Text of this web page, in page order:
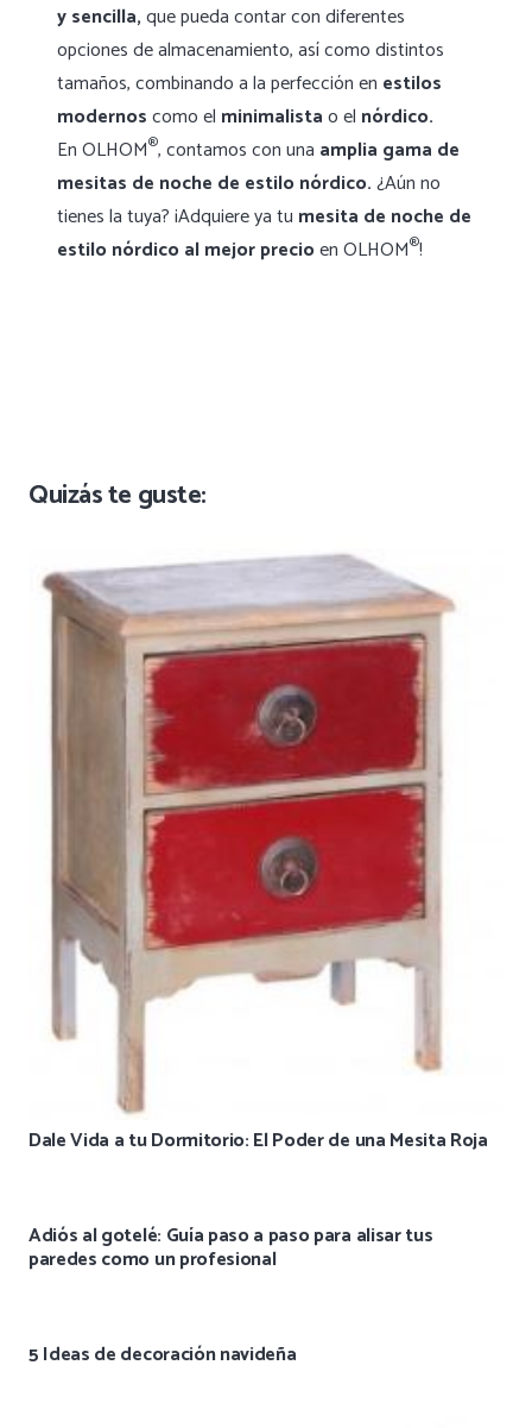
y sencilla,que pueda contar con diferentes
opciones de almacenamiento, así como distintos
tamaños, combinando a la perfección en estilos
modernoscomo el minimalistao el nórdico.
En OLHOM®, contamos con una amplia gama de
mesitas de noche de estilo nórdico.¿Aún no
tienes la tuya? ¡Adquiere ya tu mesita de noche de
estilo nórdico al mejor precioen OLHOM®!
Quizás te guste:
Dale Vida a tu Dormitorio: El Poder de una Mesita Roja
Adiós al gotelé: Guía paso a paso para alisar tus
paredes como un profesional
5 Ideas de decoración navideña